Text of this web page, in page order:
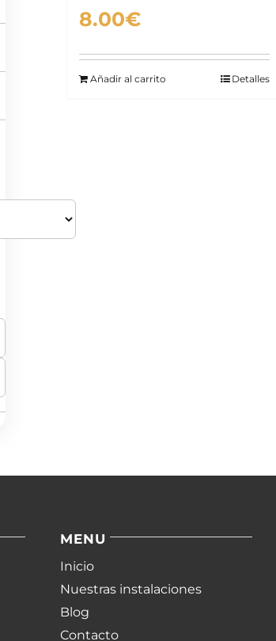
8.00€
Añadir al carrito Detalles
MENU
Inicio
Nuestras instalaciones
Blog
Contacto